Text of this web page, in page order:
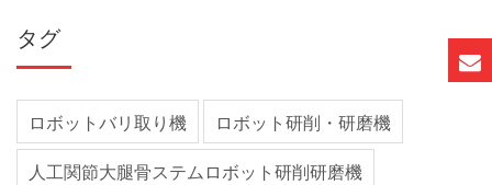
タグ
ロボットバリ取り機
ロボット研削・研磨機
人工関節大腿骨ステムロボット研削研磨機